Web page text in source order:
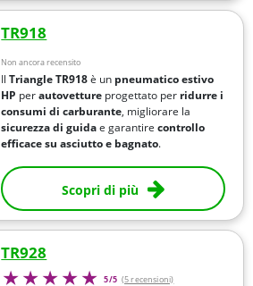
TR918
Non ancora recensito
IlTriangle TR918è un pneumatico estivo
HP perautovetture progettato per ridurre i
consumi di carburante, migliorare la
sicurezza di guidae garantirecontrollo
efficace su asciutto e bagnato.
Scopri di più
TR928
5/5 (5 recensioni)